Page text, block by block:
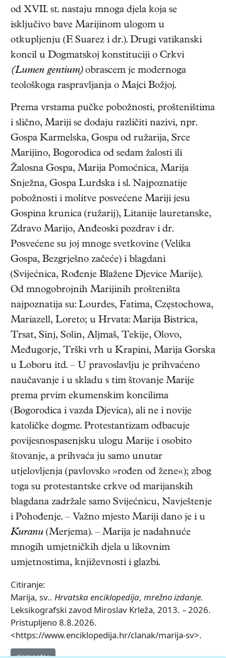
od XVII. st. nastaju mnoga djela koja se
isključivo bave Marijinom ulogom u
otkupljenju (F. Suarez i dr.). Drugi vatikanski
koncil u Dogmatskoj konstituciji o Crkvi
(Lumen gentium)obrascem je modernoga
teološkoga raspravljanja o Majci Božjoj.
Prema vrstama pučke pobožnosti, prošteništima
i slično, Mariji se dodaju različiti nazivi, npr.
Gospa Karmelska, Gospa od ružarija, Srce
Marijino, Bogorodica od sedam žalosti ili
Žalosna Gospa, Marija Pomoćnica, Marija
Snježna, Gospa Lurdska i sl. Najpoznatije
pobožnosti i molitve posvećene Mariji jesu
Gospina krunica (ružarij), Litanije lauretanske,
Zdravo Marijo, Anđeoski pozdrav i dr.
Posvećene su joj mnoge svetkovine (Velika
Gospa, Bezgrješno začeće) i blagdani
(Svijećnica, Rođenje Blažene Djevice Marije).
Od mnogobrojnih Marijinih prošteništa
najpoznatija su: Lourdes, Fatima, Częstochowa,
Mariazell, Loreto; u Hrvata: Marija Bistrica,
Trsat, Sinj, Solin, Aljmaš, Tekije, Olovo,
Međugorje, Trški vrh u Krapini, Marija Gorska
u Loboru itd. – U pravoslavlju je prihvaćeno
naučavanje i u skladu s tim štovanje Marije
prema prvim ekumenskim koncilima
(Bogorodica i vazda Djevica), ali ne i novije
katoličke dogme. Protestantizam odbacuje
povijesnospasenjsku ulogu Marije i osobito
štovanje, a prihvaća ju samo unutar
utjelovljenja (pavlovsko »rođen od žene«); zbog
toga su protestantske crkve od marijanskih
blagdana zadržale samo Svijećnicu, Navještenje
i Pohođenje. – Važno mjesto Mariji dano je i u
Kuranu (Merjema). – Marija je nadahnuće
mnogih umjetničkih djela u likovnim
umjetnostima, književnosti i glazbi.
Citiranje:
Marija, sv.. Hrvatska enciklopedija, mrežno izdanje.
Leksikografski zavod Miroslav Krleža, 2013. – 2026.
Pristupljeno 8.8.2026.
<https://www.enciklopedija.hr/clanak/marija-sv>.